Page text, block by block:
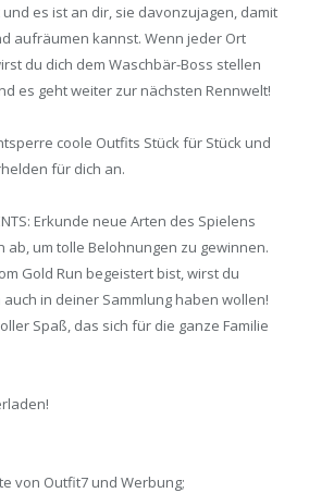
es ist an dir, sie davonzujagen, damit
aufräumen kannst. Wenn jeder Ort
du dich dem Waschbär-Boss stellen
es geht weiter zur nächsten Rennwelt!
coole Outfits Stück für Stück und
für dich an.
Erkunde neue Arten des Spielens
ab, um tolle Belohnungen zu gewinnen.
Gold Run begeistert bist, wirst du
auch in deiner Sammlung haben wollen!
Spaß, das sich für die ganze Familie
von Outfit7 und Werbung;